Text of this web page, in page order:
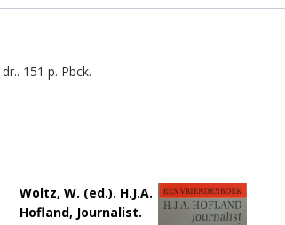
151 p. Pbck.
Woltz, W. (ed.). H.J.A.
Hofland, Journalist.